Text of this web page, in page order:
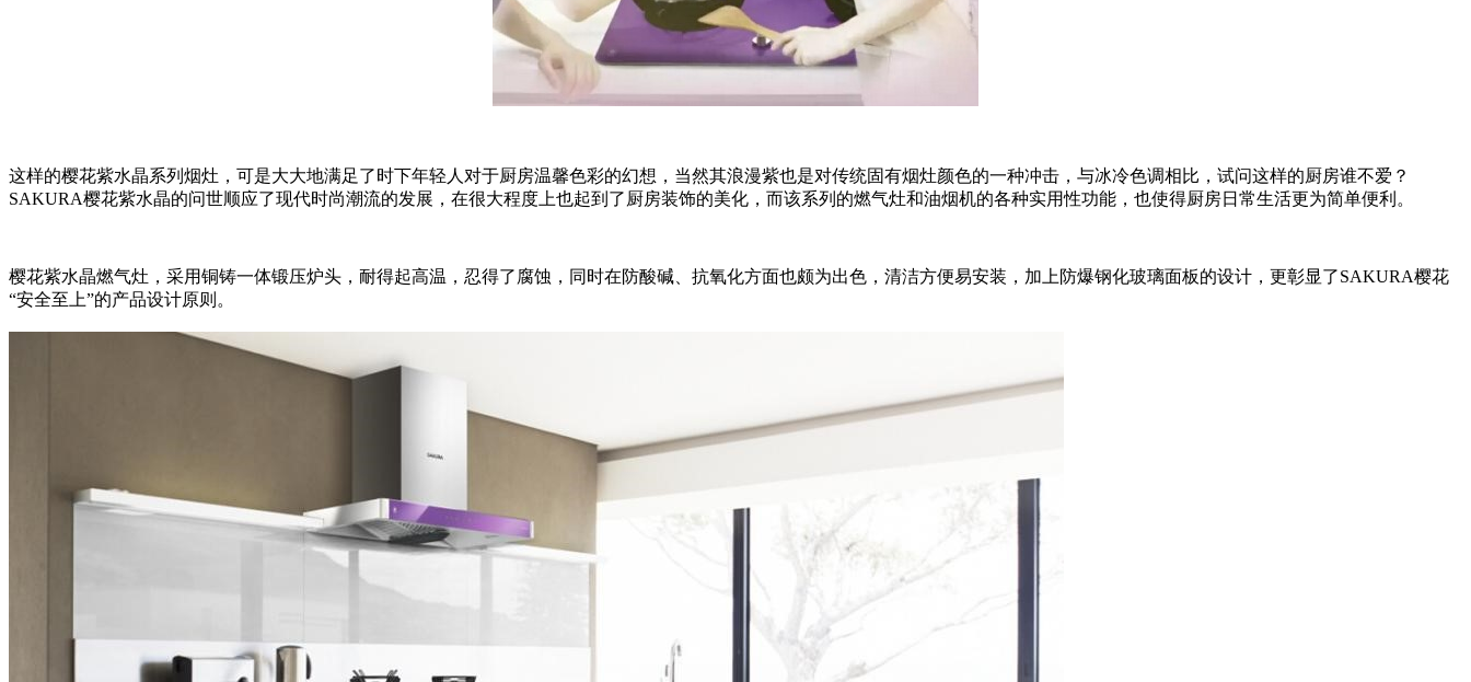
这样的樱花紫水晶系列烟灶，可是大大地满足了时下年轻人对于厨房温馨色彩的幻想，当然其浪漫紫也是对传统固有烟灶颜色的一种冲击，与冰冷色调相比，试问这样的厨房谁不爱？
SAKURA樱花紫水晶的问世顺应了现代时尚潮流的发展，在很大程度上也起到了厨房装饰的美化，而该系列的燃气灶和油烟机的各种实用性功能，也使得厨房日常生活更为简单便利。
樱花紫水晶燃气灶，采用铜铸一体锻压炉头，耐得起高温，忍得了腐蚀，同时在防酸碱、抗氧化方面也颇为出色，清洁方便易安装，加上防爆钢化玻璃面板的设计，更彰显了SAKURA樱花
“安全至上”的产品设计原则。